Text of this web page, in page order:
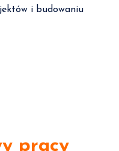
i budowaniu
pracy